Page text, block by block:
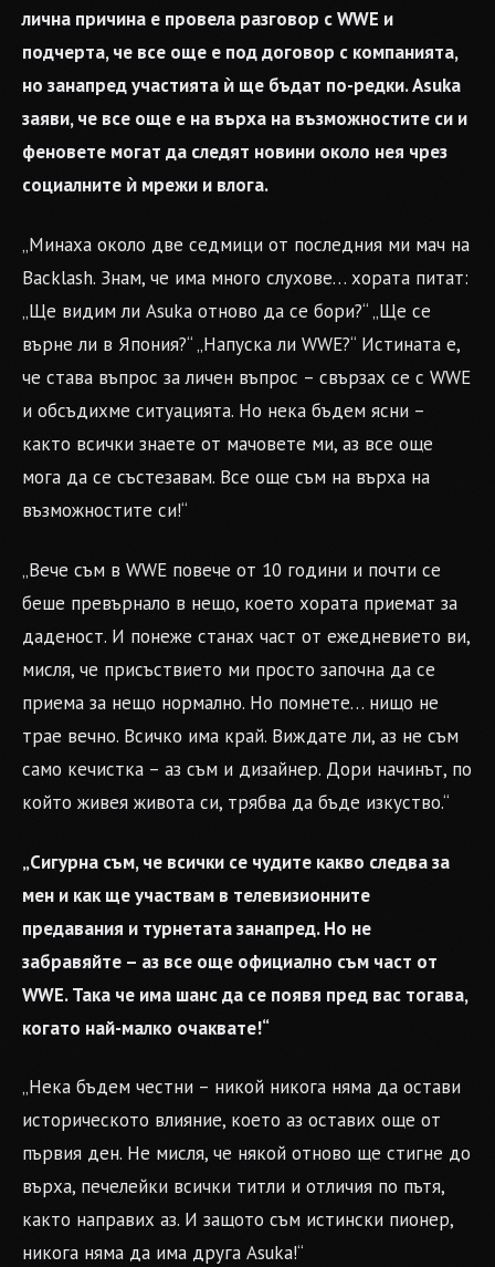
лична причина е провела разговор с WWE и
подчерта, че все още е под договор с компанията,
но занапред участията ѝ ще бъдат по-редки. Asuka
заяви, че все още е на върха на възможностите си и
феновете могат да следят новини около нея чрез
социалните ѝ мрежи и влога.
„Минаха около две седмици от последния ми мач на
Backlash. Знам, че има много слухове… хората питат:
„Ще видим ли Asuka отново да се бори?“ „Ще се
върне ли в Япония?“ „Напуска ли WWE?“ Истината е,
че става въпрос за личен въпрос – свързах се с WWE
и обсъдихме ситуацията. Но нека бъдем ясни –
както всички знаете от мачовете ми, аз все още
мога да се състезавам. Все още съм на върха на
възможностите си!“
„Вече съм в WWE повече от 10 години и почти се
беше превърнало в нещо, което хората приемат за
даденост. И понеже станах част от ежедневието ви,
мисля, че присъствието ми просто започна да се
приема за нещо нормално. Но помнете… нищо не
трае вечно. Всичко има край. Виждате ли, аз не съм
само кечистка – аз съм и дизайнер. Дори начинът, по
който живея живота си, трябва да бъде изкуство.“
„Сигурна съм, че всички се чудите какво следва за
мен и как ще участвам в телевизионните
предавания и турнетата занапред. Но не
забравяйте – аз все още официално съм част от
WWE. Така че има шанс да се появя пред вас тогава,
когато най-малко очаквате!“
„Нека бъдем честни – никой никога няма да остави
историческото влияние, което аз оставих още от
първия ден. Не мисля, че някой отново ще стигне до
върха, печелейки всички титли и отличия по пътя,
както направих аз. И защото съм истински пионер,
никога няма да има друга Asuka!“